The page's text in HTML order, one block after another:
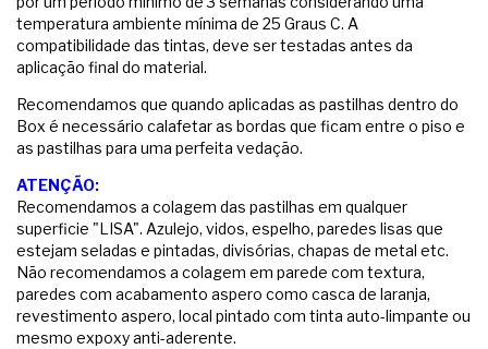
temperatura ambiente mínima de 25 Graus C. A
compatibilidade das tintas, deve ser testadas antes da
aplicação final do material.
Recomendamos que quando aplicadas as pastilhas dentro do
Box é necessário calafetar as bordas que ficam entre o piso e
as pastilhas para uma perfeita vedação.
ATENÇÃO:
Recomendamos a colagem das pastilhas em qualquer
superficie "LISA". Azulejo, vidos, espelho, paredes lisas que
estejam seladas e pintadas, divisórias, chapas de metal etc.
Não recomendamos a colagem em parede com textura,
paredes com acabamento aspero como casca de laranja,
revestimento aspero, local pintado com tinta auto-limpante ou
mesmo expoxy anti-aderente.